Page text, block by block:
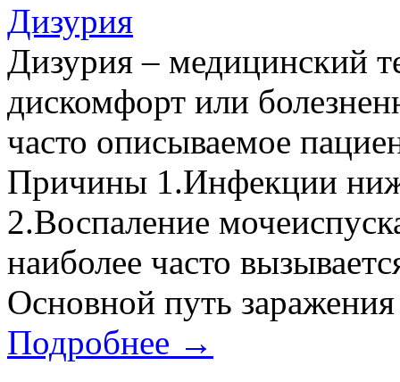
Дизурия
Дизурия – медицинский
дискомфорт или
часто описываемое
Причины 1.Инфекции
2.Воспаление
наиболее часто
Основной путь
Подробнее →